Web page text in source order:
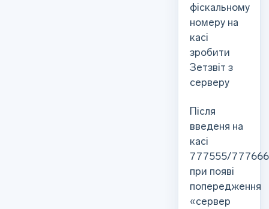
фіскальному
номеру на
касі
зробити
Зетзвіт з
серверу
Після
введеня на
касі
777555/777666
при появі
попередження
«сервер